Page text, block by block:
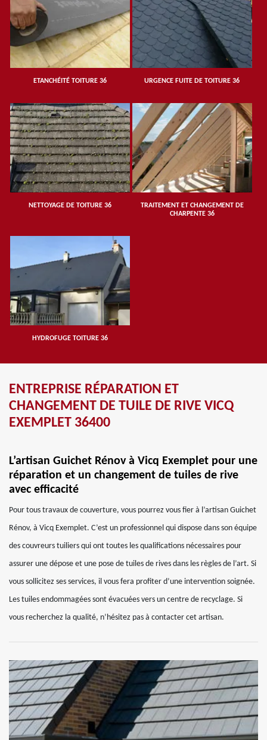
ETANCHÉITÉ TOITURE 36 URGENCE FUITE DE TOITURE 36
NETTOYAGE DE TOITURE 36
TRAITEMENT ET CHANGEMENT DE
CHARPENTE 36
HYDROFUGE TOITURE 36
ENTREPRISE RÉPARATION ET
CHANGEMENT DE TUILE DE RIVE VICQ
EXEMPLET 36400
L’artisan Guichet Rénov à Vicq Exemplet pour une
réparation et un changement de tuiles de rive
avec efficacité
Pour tous travaux de couverture, vous pourrez vous fier à l’artisan Guichet
Rénov, à Vicq Exemplet. C’est un professionnel qui dispose dans son équipe
des couvreurs tuiliers qui ont toutes les qualifications nécessaires pour
assurer une dépose et une pose de tuiles de rives dans les règles de l’art. Si
vous sollicitez ses services, il vous fera profiter d’une intervention soignée.
Les tuiles endommagées sont évacuées vers un centre de recyclage. Si
vous recherchez la qualité, n’hésitez pas à contacter cet artisan.